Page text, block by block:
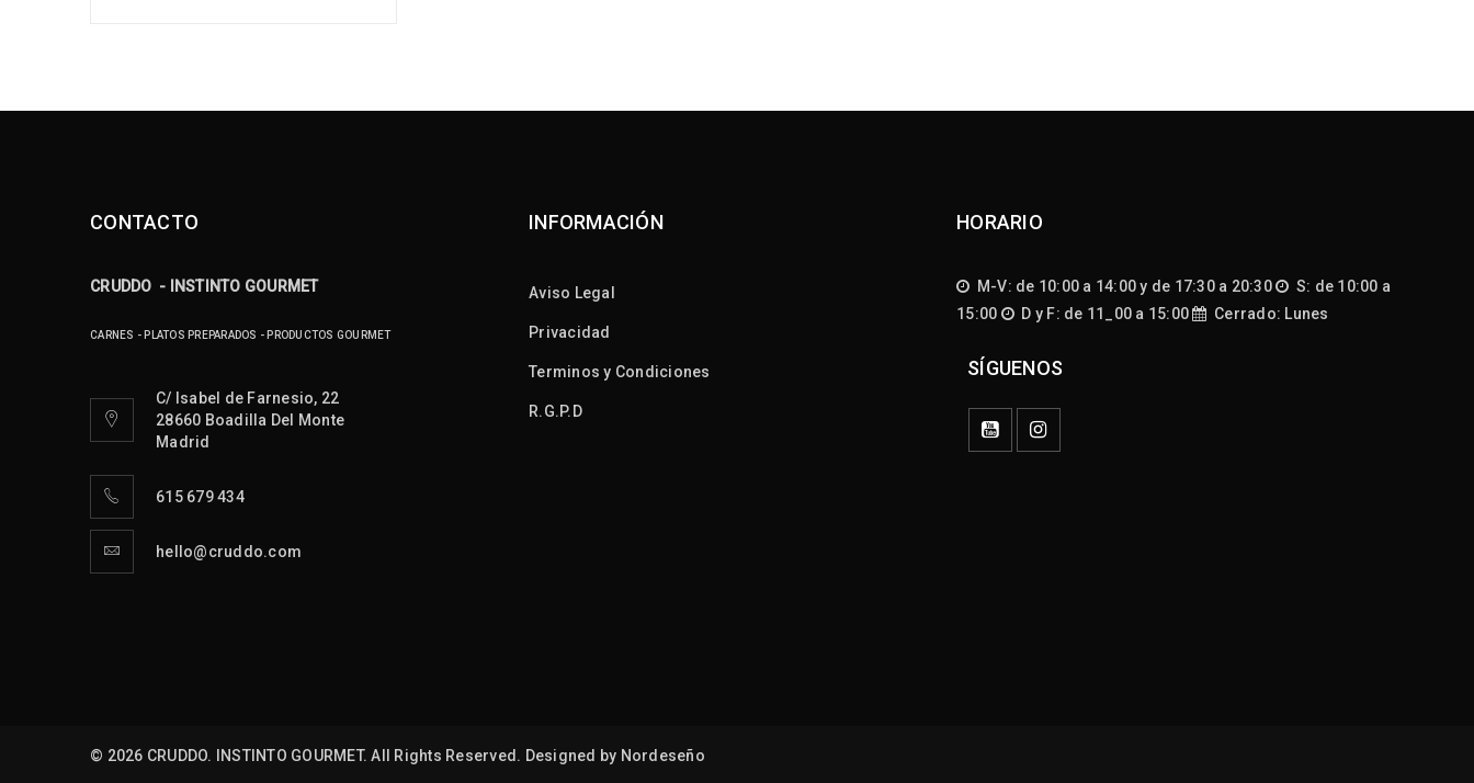
CONTACTO
CRUDDO - INSTINTO GOURMET
CARNES - PLATOS PREPARADOS - PRODUCTOS GOURMET
C/ Isabel de Farnesio, 22
28660 Boadilla Del Monte
Madrid
615 679 434
hello@cruddo.com
INFORMACIÓN
Aviso Legal
Privacidad
Terminos y Condiciones
R.G.P.D
HORARIO
M-V: de 10:00 a 14:00 y de 17:30 a 20:30
S: de 10:00 a
15:00
D y F: de 11_00 a 15:00 Cerrado: Lunes
SÍGUENOS
© 2026 CRUDDO. INSTINTO GOURMET. All Rights Reserved. Designed by Nordeseño